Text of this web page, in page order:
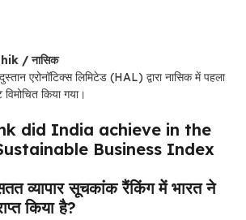
/ नासिक
एरोनॉटिक्स लिमिटेड (HAL) द्वारा नासिक में पहला
किया गया।
did India achieve in the
Business Index
व्यापार सूचकांक रैंकिंग में भारत ने
किया है?